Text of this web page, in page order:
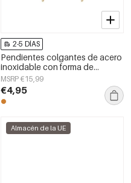
2-5 DÍAS
Pendientes colgantes de acero
inoxidable con forma de
concha, serie Simple Simple,
joyería para mujer
MSRP €15,99
€4,95
Almacén de la UE